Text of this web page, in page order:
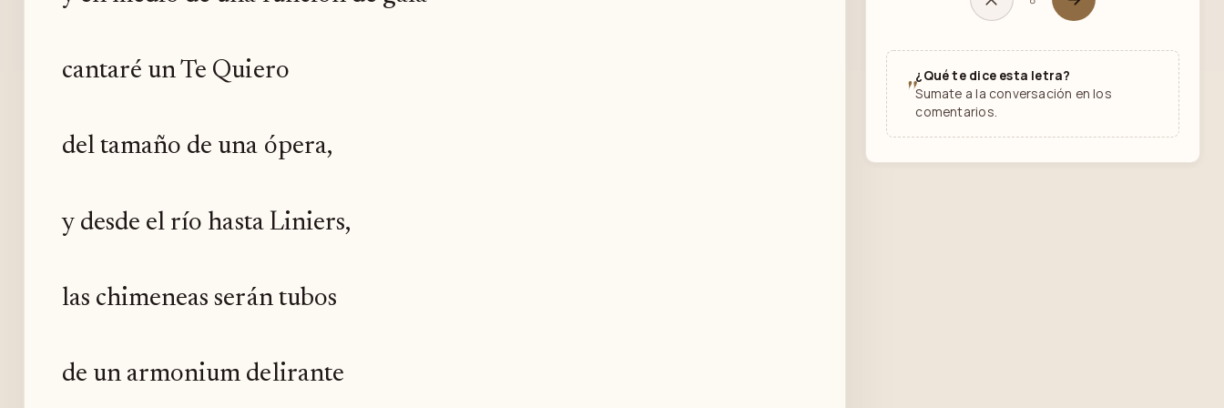
cantaré un Te Quiero
del tamaño de una ópera,
y desde el río hasta Liniers,
las chimeneas serán tubos
de un armonium delirante
"¿Qué te dice esta letra?
Sumate a la conversación en los
comentarios.